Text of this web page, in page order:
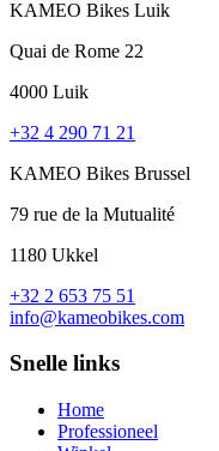
KAMEO Bikes Luik
Quai de Rome 22
4000 Luik
+32 4 290 71 21
KAMEO Bikes Brussel
79 rue de la Mutualité
1180 Ukkel
+32 2 653 75 51
info@kameobikes.com
Snelle links
Home
Professioneel